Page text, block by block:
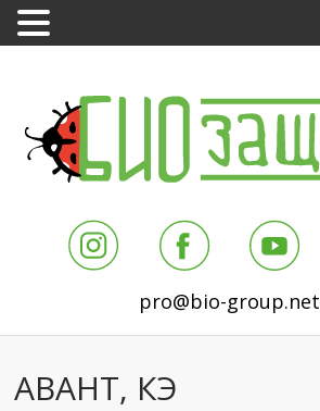
pro@bio-group.net
АВАНТ, КЭ